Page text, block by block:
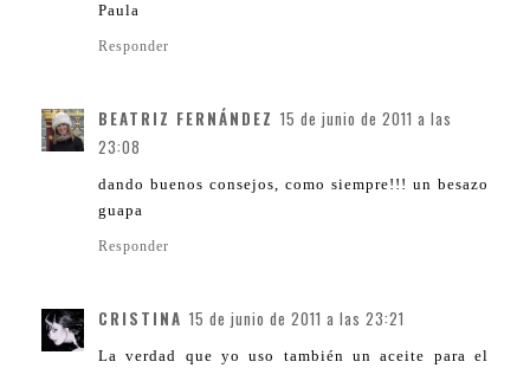
Paula
Responder
BEATRIZ FERNÁNDEZ 15 de junio de 2011 a las
23:08
dando buenos consejos, como siempre!!! un besazo
guapa
Responder
CRISTINA 15 de junio de 2011 a las 23:21
La verdad que yo uso también un aceite para el